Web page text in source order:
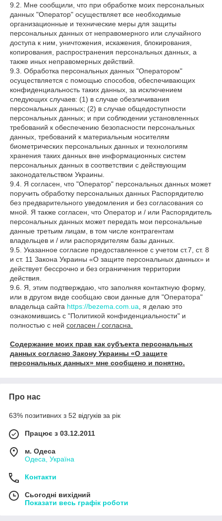
9.2. Мне сообщили, что при обработке моих персональных
данных "Оператор" осуществляет все необходимые
организационные и технические меры для защиты
персональных данных от неправомерного или случайного
доступа к ним, уничтожения, искажения, блокирования,
копирования, распространения персональных данных, а
также иных неправомерных действий.
9.3. Обработка персональных данных "Оператором"
осуществляется с помощью способов, обеспечивающих
конфиденциальность таких данных, за исключением
следующих случаев: (1) в случае обезличивания
персональных данных; (2) в случае общедоступности
персональных данных; и при соблюдении установленных
требований к обеспечению безопасности персональных
данных, требований к материальным носителям
биометрических персональных данных и технологиям
хранения таких данных вне информационных систем
персональных данных в соответствии с действующим
законодательством Украины.
9.4. Я согласен, что "Оператор" персональных данных может
поручить обработку персональных данных Распорядителю
без предварительного уведомления и без согласования со
мной. Я также согласен, что Оператор и / или Распорядитель
персональных данных может передать мои персональные
данные третьим лицам, в том числе контрагентам
владельцев и / или распорядителям базы данных.
9.5. Указанное согласие предоставленное с учетом ст.7, ст. 8
и ст. 11 Закона Украины «О защите персональных данных» и
действует бессрочно и без ограничения территории
действия.
9.6. Я, этим подтверждаю, что заполняя контактную форму,
или в другом виде сообщаю свои данные для "Оператора"
владельца сайта https://bezema.com.ua , я делаю это
ознакомившись с "Политикой конфиденциальности" и
полностью с ней согласен / согласна.
Содержание моих прав как субъекта персональных
данных согласно Закону Украины «О защите
персональных данных» мне сообщено и понятно.
Про нас
63% позитивних з 52 відгуків за рік
Працює з 03.12.2011
м. Одеса
Одеса, Україна
Контакти
Сьогодні вихідний
Показати весь графік роботи